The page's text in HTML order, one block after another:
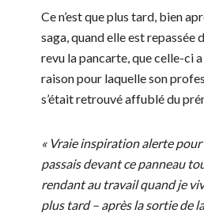
Ce n’est que plus tard, bien
saga, quand elle est repassée
revu la pancarte, que celle-ci
raison pour laquelle son
s’était retrouvé affublé du
« Vraie inspiration alerte
passais devant ce panneau
rendant au travail quand je
plus tard – après la sortie de